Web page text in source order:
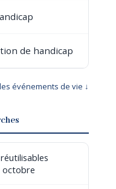
de handicap
événements de vie ↓
octobre